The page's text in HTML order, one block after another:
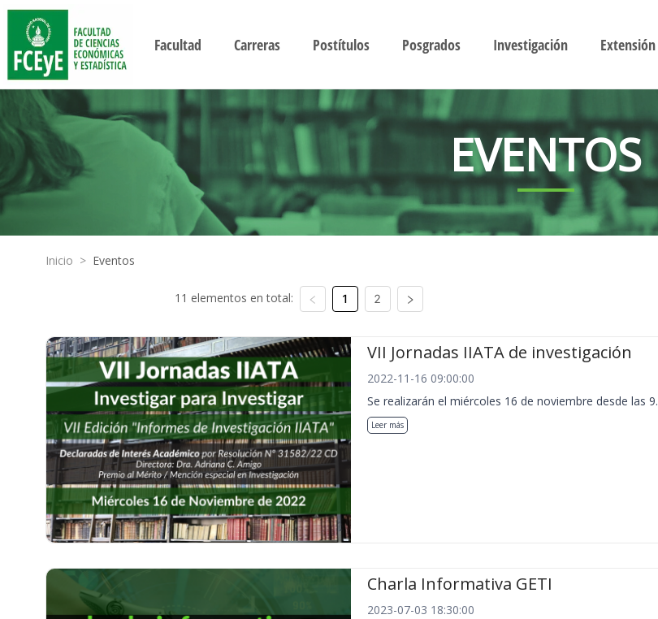
Facultad Carreras Postítulos Posgrados Investigación Extensión
EVENTOS
Inicio > Eventos
11 elementos en total: 1 2
VII Jornadas IIATA de investigación
2022-11-16 09:00:00
Se realizarán el miércoles 16 de noviembre desde las 9.
Leer más
Charla Informativa GETI
2023-07-03 18:30:00